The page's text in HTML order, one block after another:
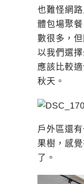
也難怪網
體包場聚
數很多，
以我們選
應該比較
秋天。
戶外區還
果樹，感
了。